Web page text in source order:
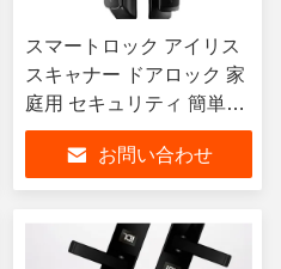
スマートロック アイリス
スキャナー ドアロック 家
庭用 セキュリティ 簡単操
作
お問い合わせ